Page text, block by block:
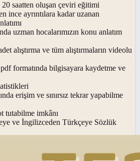
20 saatten oluşan çeviri eğitimi
ince ayrıntılara kadar uzanan
uzman hocalarımızın konu anlatım
alıştırma ve tüm alıştırmaların videolu
pdf formatında bilgisayara kaydetme ve
erişim ve sınırsız tekrar yapabilme
tutabilme imkânı
ve İngilizceden Türkçeye Sözlük